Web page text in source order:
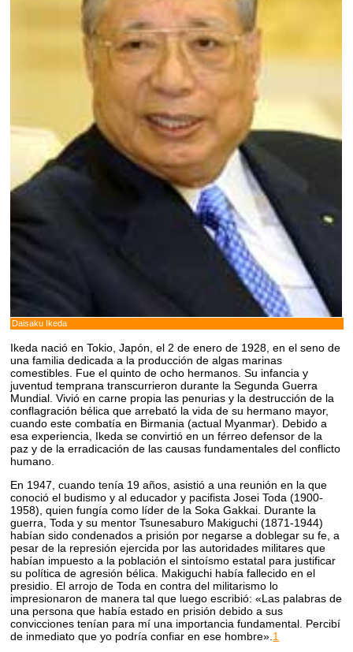
Daisaku Ikeda
Ikeda nació en Tokio, Japón, el 2 de enero de 1928, en el seno de
una familia dedicada a la producción de algas marinas
comestibles. Fue el quinto de ocho hermanos. Su infancia y
juventud temprana transcurrieron durante la Segunda Guerra
Mundial. Vivió en carne propia las penurias y la destrucción de la
conflagración bélica que arrebató la vida de su hermano mayor,
cuando este combatía en Birmania (actual Myanmar). Debido a
esa experiencia, Ikeda se convirtió en un férreo defensor de la
paz y de la erradicación de las causas fundamentales del conflicto
humano.
En 1947, cuando tenía 19 años, asistió a una reunión en la que
conoció el budismo y al educador y pacifista Josei Toda (1900-
1958), quien fungía como líder de la Soka Gakkai. Durante la
guerra, Toda y su mentor Tsunesaburo Makiguchi (1871-1944)
habían sido condenados a prisión por negarse a doblegar su fe, a
pesar de la represión ejercida por las autoridades militares que
habían impuesto a la población el sintoísmo estatal para justificar
su política de agresión bélica. Makiguchi había fallecido en el
presidio. El arrojo de Toda en contra del militarismo lo
impresionaron de manera tal que luego escribió: «Las palabras de
una persona que había estado en prisión debido a sus
convicciones tenían para mí una importancia fundamental. Percibí
de inmediato que yo podría confiar en ese hombre». 1